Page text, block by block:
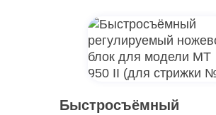
Быстросъёмный